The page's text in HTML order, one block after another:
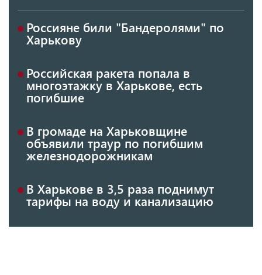
Россияне били "Бандеролями" по
Харькову
Российская ракета попала в
многоэтажку в Харькове, есть
погибшие
В громаде на Харьковщине
объявили траур по погибшим
железнодорожникам
В Харькове в 3,5 раза поднимут
тарифы на воду и канализацию